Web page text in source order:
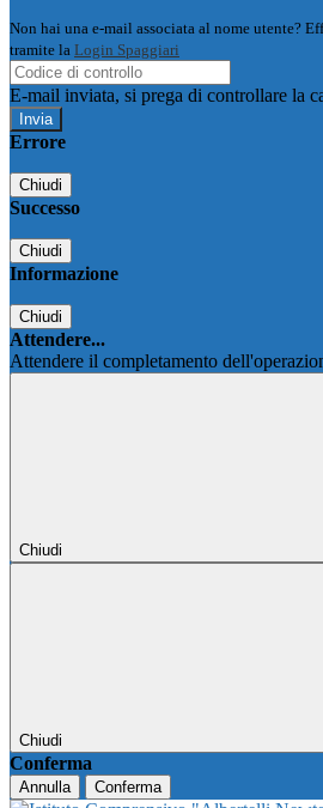
Non hai una e-mail associata al nome utente?
tramite la Login Spaggiari
E-mail inviata, si prega di controllare la
Errore
Chiudi
Successo
Chiudi
Informazione
Chiudi
Attendere...
Attendere il completamento
Chiudi
Chiudi
Conferma
Annulla Conferma